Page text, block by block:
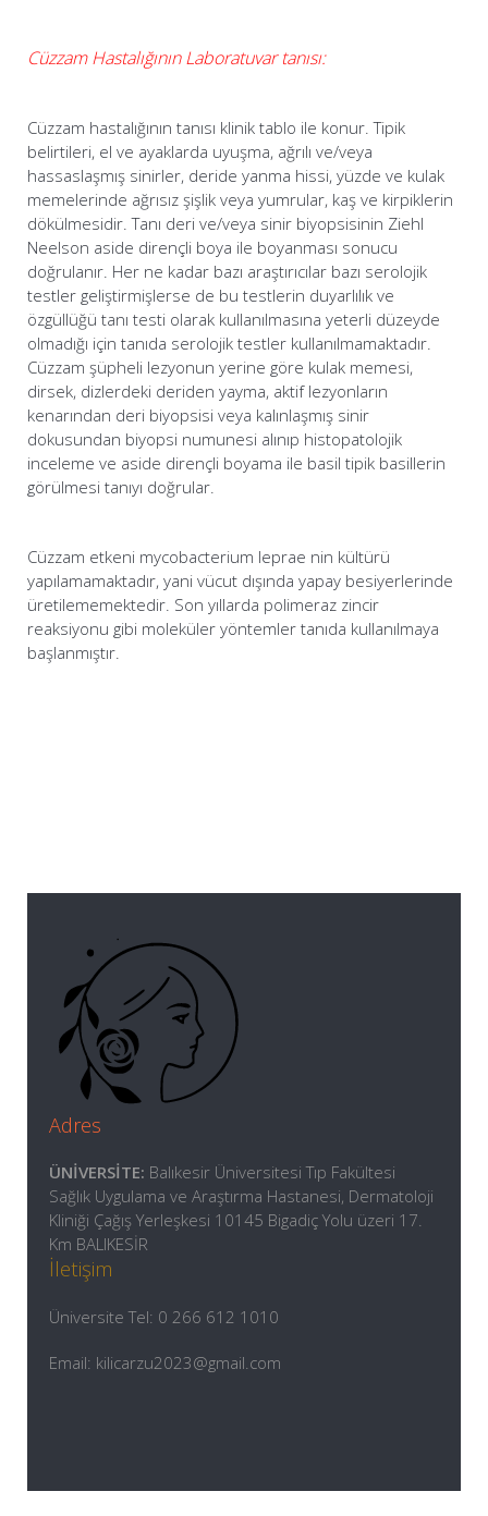
Cüzzam Hastalığının Laboratuvar tanısı:
Cüzzam hastalığının tanısı klinik tablo ile konur. Tipik
belirtileri, el ve ayaklarda uyuşma, ağrılı ve/veya
hassaslaşmış sinirler, deride yanma hissi, yüzde ve kulak
memelerinde ağrısız şişlik veya yumrular, kaş ve kirpiklerin
dökülmesidir. Tanı deri ve/veya sinir biyopsisinin Ziehl
Neelson aside dirençli boya ile boyanması sonucu
doğrulanır. Her ne kadar bazı araştırıcılar bazı serolojik
testler geliştirmişlerse de bu testlerin duyarlılık ve
özgüllüğü tanı testi olarak kullanılmasına yeterli düzeyde
olmadığı için tanıda serolojik testler kullanılmamaktadır.
Cüzzam şüpheli lezyonun yerine göre kulak memesi,
dirsek, dizlerdeki deriden yayma, aktif lezyonların
kenarından deri biyopsisi veya kalınlaşmış sinir
dokusundan biyopsi numunesi alınıp histopatolojik
inceleme ve aside dirençli boyama ile basil tipik basillerin
görülmesi tanıyı doğrular.
Cüzzam etkeni mycobacterium leprae nin kültürü
yapılamamaktadır, yani vücut dışında yapay besiyerlerinde
üretilememektedir. Son yıllarda polimeraz zincir
reaksiyonu gibi moleküler yöntemler tanıda kullanılmaya
başlanmıştır.
Adres
ÜNİVERSİTE: Balıkesir Üniversitesi Tıp Fakültesi
Sağlık Uygulama ve Araştırma Hastanesi, Dermatoloji
Kliniği Çağış Yerleşkesi 10145 Bigadiç Yolu üzeri 17.
Km BALIKESİR
İletişim
Üniversite Tel: 0 266 612 1010
Email: kilicarzu2023@gmail.com